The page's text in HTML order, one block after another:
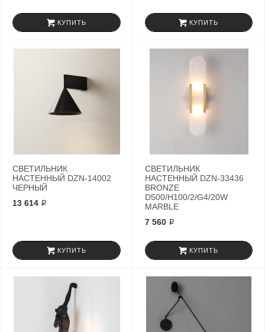
КУПИТЬ КУПИТЬ
СВЕТИЛЬНИК
НАСТЕННЫЙ DZN-14002
ЧЕРНЫЙ
13 614 ₽
КУПИТЬ
СВЕТИЛЬНИК
НАСТЕННЫЙ DZN-33436
BRONZE
D500/H100/2/G4/20W
MARBLE
7 560 ₽
КУПИТЬ